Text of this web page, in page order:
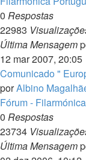
0 Respostas
22983
Última Mensagem
12 mar 2007, 20:05
Comunicado "
porAlbino
Fórum -
0 Respostas
23734
Última Mensagem